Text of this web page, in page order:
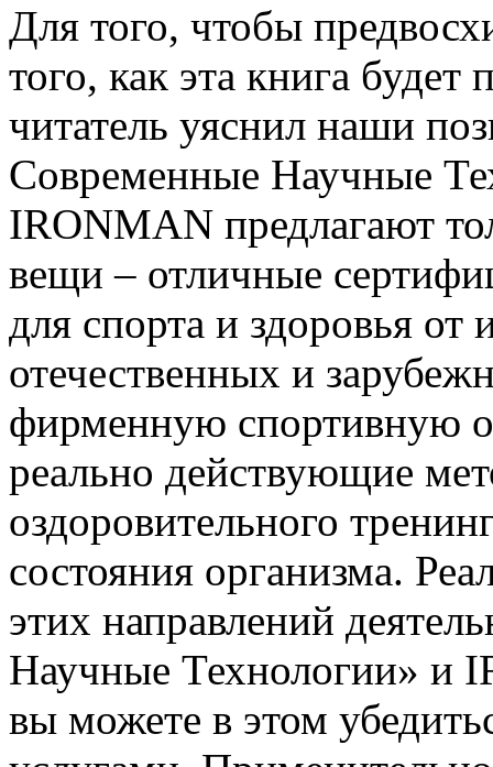
Для того, чтобы
того, как эта книга
читатель уяснил наши
Современные Научные
IRONMAN предлагают
вещи – отличные
для спорта и здоровья от
отечественных и
фирменную спортивную
реально действующие
оздоровительного
состояния организма.
этих направлений
Научные Технологии» и
вы можете в этом